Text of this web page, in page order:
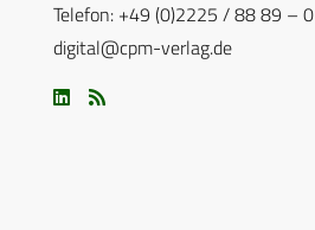
Telefon: +49 (0)2225 / 88 89 – 0
digital@cpm-verlag.de